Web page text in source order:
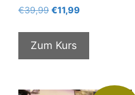
€39,99 Ursprünglicher
war:
€39,99
€11,99
ist:
Zum Kurs